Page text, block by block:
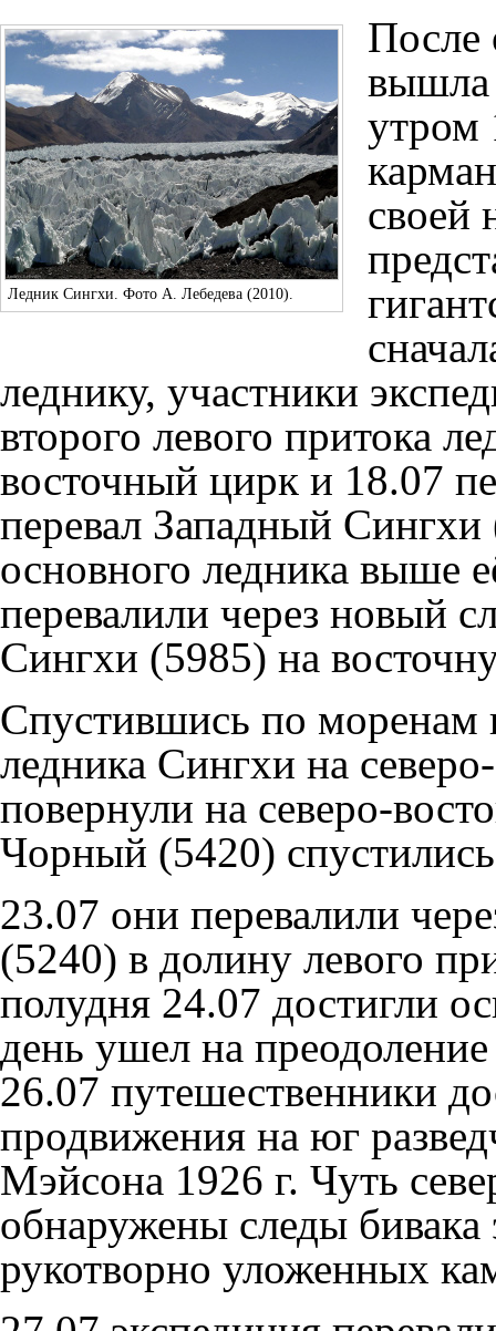
Ледник Сингхи . Фото А. Лебедева (2010).
После
вышла
утром
своей
леднику, участники
второго левого притока
восточный цирк и 18.07
перевал Западный
основного ледника выше
перевалили через новый
Сингхи (5985) на
Спустившись по моренам
ледника Сингхи на
повернули на северо-
Чорный (5420)
23.07 они перевалили
(5240) в долину левого
полудня 24.07 достигли
день ушел на
26.07 путешественники
продвижения на юг
Мэйсона 1926 г. Чуть
обнаружены следы
рукотворно уложенных